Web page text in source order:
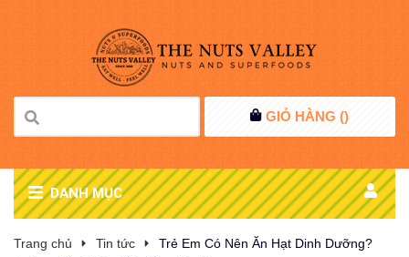
GIỎ HÀNG ()
DANH MỤC
Trang chủ Tin tức
Trẻ Em Có Nên Ăn Hạt Dinh Dưỡng?